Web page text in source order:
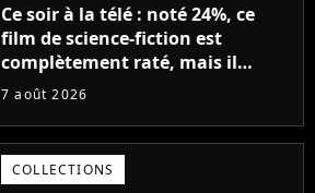
Ce soir à la télé : noté 24%, ce
film de science-fiction est
complètement raté, mais il
aurait pu être encore pire à
7 août 2026
COLLECTIONS